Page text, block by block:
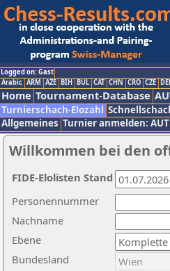
Logged on: Gast
Arabic ARM AZE BIH BUL CAT CHN CRO CZE
Home Tournament-Database
Turnierschach-Elozahl
Allgemeines Turnier anmelden: AUT
Willkommen bei den
Nachname
Ebene
Personennummer
Bundesland
FIDE-Elolisten Stand